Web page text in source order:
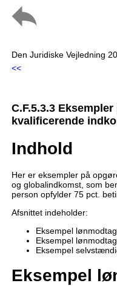
Den Juridiske Vejledning
<<
C.F.5.3.3
kvalificerende
Indhold
Her er eksempler på
og globalindkomst, som
person opfylder 75 pct.
Afsnittet indeholder:
Eksempel
Eksempel
Eksempel
Eksempel